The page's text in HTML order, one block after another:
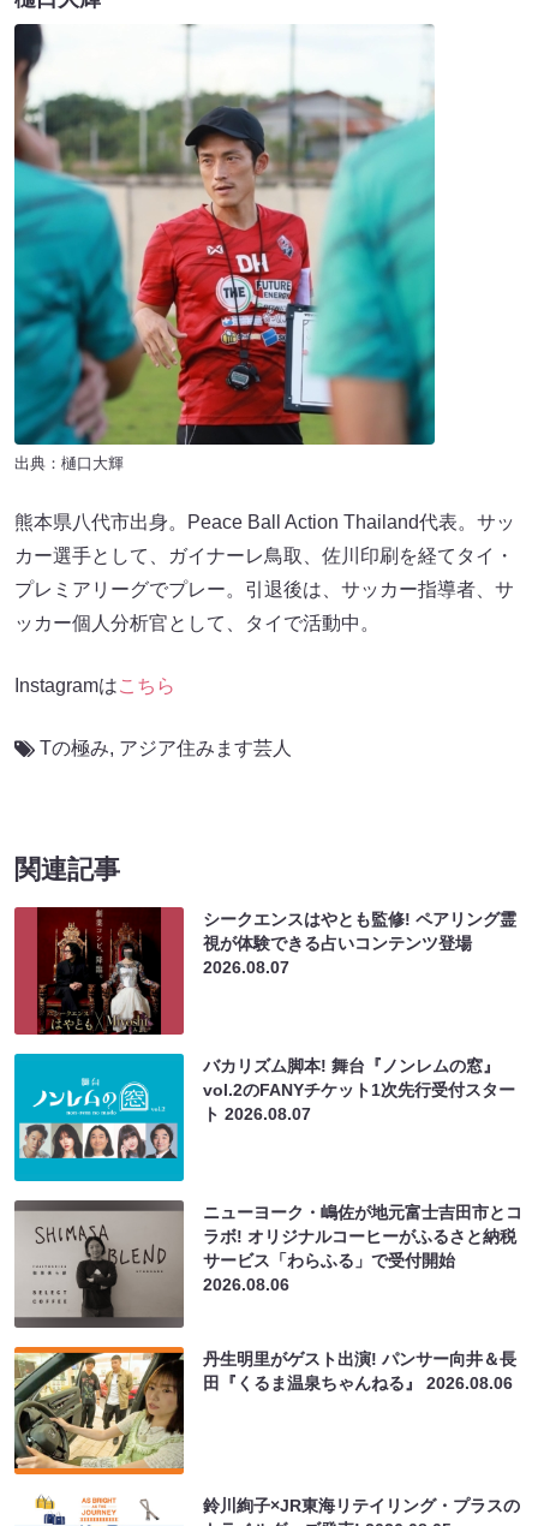
出典：樋口大輝
熊本県八代市出身。Peace Ball Action Thailand代表。サッ
カー選手として、ガイナーレ鳥取、佐川印刷を経てタイ・
プレミアリーグでプレー。引退後は、サッカー指導者、サ
ッカー個人分析官として、タイで活動中。
Instagramはこちら
Tの極み, アジア住みます芸人
関連記事
シークエンスはやとも監修! ペアリング霊
視が体験できる占いコンテンツ登場
2026.08.07
バカリズム脚本! 舞台『ノンレムの窓』
vol.2のFANYチケット1次先行受付スター
ト2026.08.07
ニューヨーク・嶋佐が地元富士吉田市とコ
ラボ! オリジナルコーヒーがふるさと納税
サービス「わらふる」で受付開始
2026.08.06
丹生明里がゲスト出演! パンサー向井＆長
田『くるま温泉ちゃんねる』2026.08.06
鈴川絢子×JR東海リテイリング・プラスの